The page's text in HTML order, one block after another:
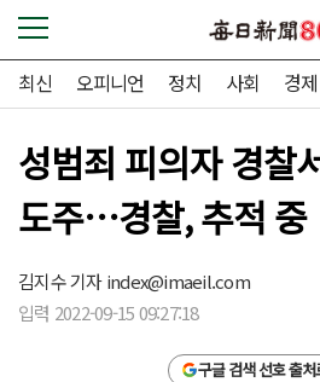
최신 오피니언 정치 사회 경제
성범죄 피의자 경찰
도주…경찰, 추적 중
김지수 기자index@imaeil.com
입력 2022-09-15 09:27:18
구글 검색 선호 출처